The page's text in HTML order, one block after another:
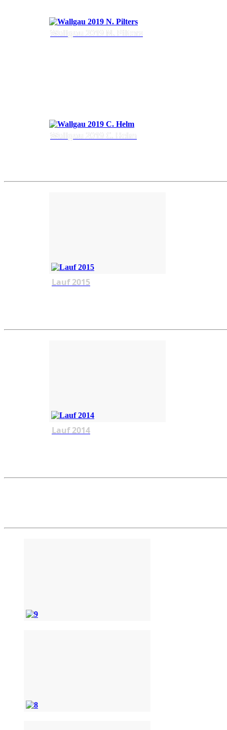
Wallgau 2019 N. Pilters
Wallgau 2019 C. Helm
Lauf 2015
Lauf 2014